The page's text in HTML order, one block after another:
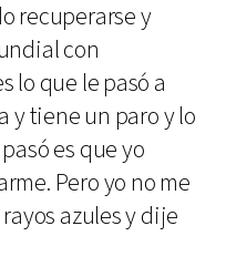
recuperarse y
con
lo que le pasó a
y tiene un paro y lo
es que yo
Pero yo no me
azules y dije